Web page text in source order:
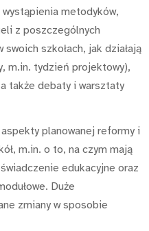
metodyków,
z poszczególnych
szkołach, jak działają
m.in. tydzień projektowy),
także debaty i warsztaty
planowanej reformy i
m.in. o to, na czym mają
edukacyjne oraz
Duże
zmiany w sposobie